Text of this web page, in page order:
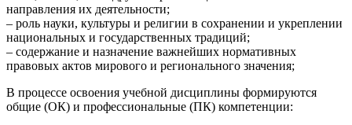
направления их деятельности;
– роль науки, культуры и религии в сохранении и укреплении
национальных и государственных традиций;
– содержание и назначение важнейших нормативных
правовых актов мирового и регионального значения;
В процессе освоения учебной дисциплины формируются
общие (ОК) и профессиональные (ПК) компетенции: